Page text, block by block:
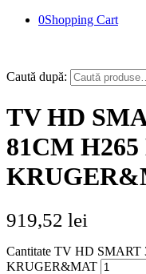
0Shopping Cart
Caută după:
TV HD
81CM
919,52 lei
Cantitate TV HD
KRUGER&MAT